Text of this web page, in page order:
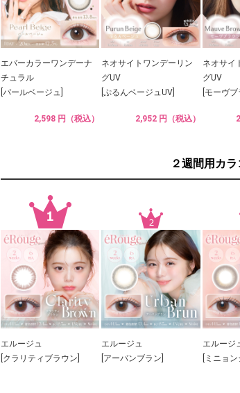
エバーカラーワンデーナ
チュラル
[パールベージュ]
2,598 円（税込）
ネオサイトワンデーリン
グUV
[ぷるんベージュUV]
2,952 円（税込）
ネオサイ
グUV
[モーヴ
２週間用カ
エルージュ
[クラリティブラウン]
エルージュ
[アーバンブラン]
エルージ
[ミニョ